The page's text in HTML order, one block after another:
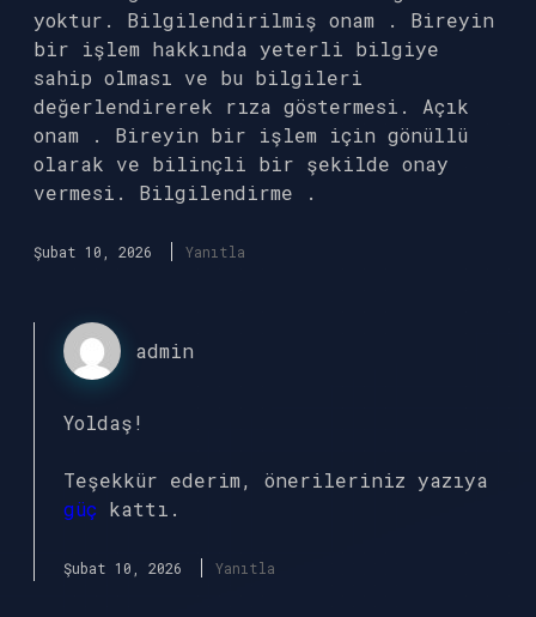
yoktur. Bilgilendirilmiş onam . Bireyin
bir işlem hakkında yeterli bilgiye
sahip olması ve bu bilgileri
değerlendirerek rıza göstermesi. Açık
onam . Bireyin bir işlem için gönüllü
olarak ve bilinçli bir şekilde onay
vermesi. Bilgilendirme .
Şubat 10, 2026 Yanıtla
admin
Yoldaş!
Teşekkür ederim, önerileriniz yazıya
güç kattı.
Şubat 10, 2026 Yanıtla